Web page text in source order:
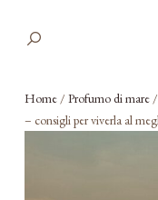
Home/ Profumo di mare/
– consigli per viverla al